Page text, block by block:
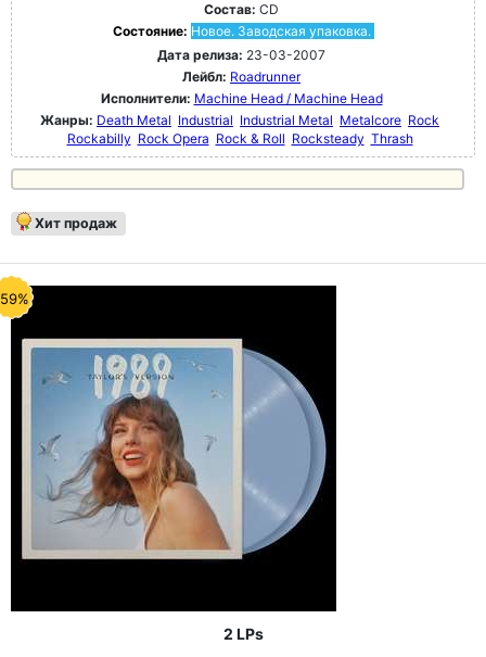
Состав: CD
Состояние: Новое. Заводская упаковка.
Дата релиза: 23-03-2007
Лейбл: Roadrunner
Исполнители: Machine Head / Machine Head
Жанры: Death Metal Industrial Industrial Metal Metalcore Rock
Rockabilly Rock Opera Rock & Roll Rocksteady Thrash
Хит продаж
2 LPs